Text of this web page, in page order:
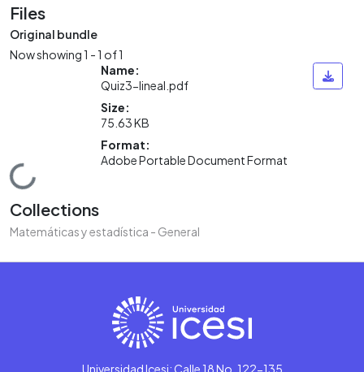
Files
Original bundle
Now showing1 - 1 of 1
Loading...
Name:
Quiz3-lineal.pdf
Size:
75.63 KB
Format:
Adobe Portable Document Format
Collections
Matemáticas y estadística - General
Universidad Icesi: Calle 18 No. 122-135